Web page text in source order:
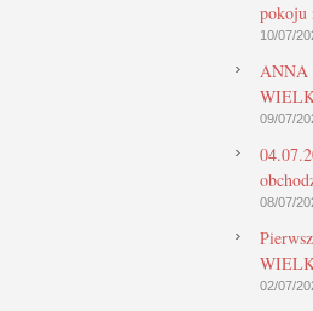
pokoju
10/07/
ANNA
09/07/
08/07/
02/07/